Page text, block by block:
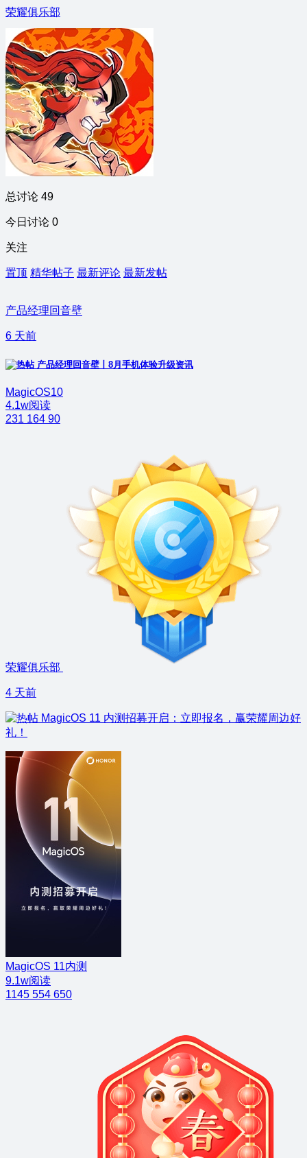
荣耀俱乐部
总讨论 49
今日讨论 0
关注
置顶 精华帖子 最新评论 最新发帖
产品经理回音壁
6 天前
产品经理回音壁丨8月手机体验升级资讯
MagicOS10
4.1w阅读
231 164 90
荣耀俱乐部
4 天前
MagicOS 11 内测招募开启：立即报名，赢荣耀周边好
礼！
MagicOS 11内测
9.1w阅读
1145 554 650